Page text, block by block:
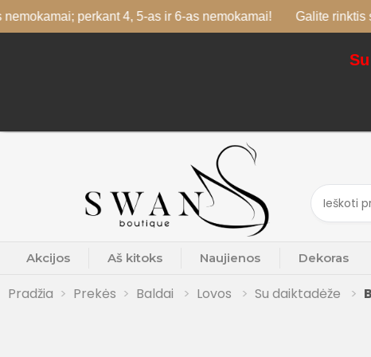
perkant 4, 5-as ir 6-as nemokamai! Galite rinktis skirtingus
Akcijos Aš kitoks Naujienos Dekoras
Pradžia Prekės Baldai Lovos Su daiktadėže